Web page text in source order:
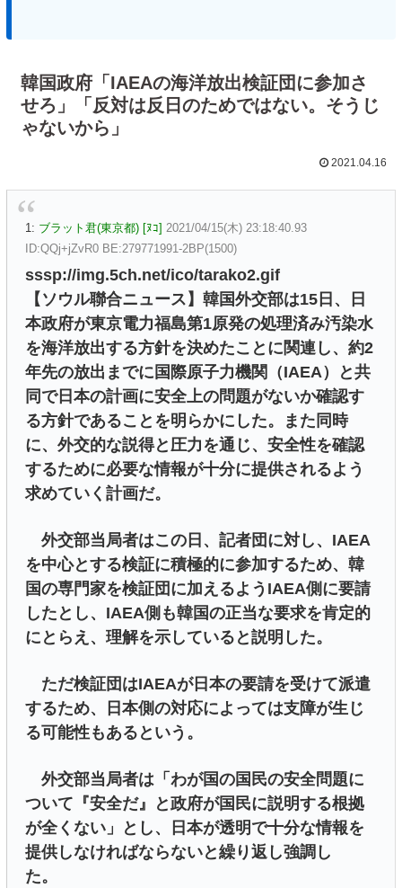
韓国政府「IAEAの海洋放出検証団に参加さ
せろ」「反対は反日のためではない。そうじ
ゃないから」
2021.04.16
1: ブラット君(東京都) [ﾇｺ] 2021/04/15(木) 23:18:40.93
ID:QQj+jZvR0 BE:279771991-2BP(1500)
sssp://img.5ch.net/ico/tarako2.gif
【ソウル聯合ニュース】韓国外交部は15日、日
本政府が東京電力福島第1原発の処理済み汚染水
を海洋放出する方針を決めたことに関連し、約2
年先の放出までに国際原子力機関（IAEA）と共
同で日本の計画に安全上の問題がないか確認す
る方針であることを明らかにした。また同時
に、外交的な説得と圧力を通じ、安全性を確認
するために必要な情報が十分に提供されるよう
求めていく計画だ。
外交部当局者はこの日、記者団に対し、IAEA
を中心とする検証に積極的に参加するため、韓
国の専門家を検証団に加えるようIAEA側に要請
したとし、IAEA側も韓国の正当な要求を肯定的
にとらえ、理解を示していると説明した。
ただ検証団はIAEAが日本の要請を受けて派遣
するため、日本側の対応によっては支障が生じ
る可能性もあるという。
外交部当局者は「わが国の国民の安全問題に
ついて『安全だ』と政府が国民に説明する根拠
が全くない」とし、日本が透明で十分な情報を
提供しなければならないと繰り返し強調し
た。